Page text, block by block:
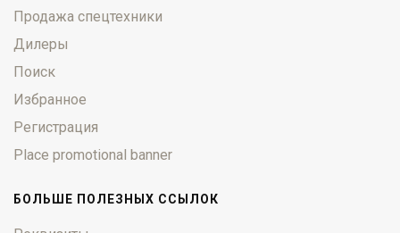
Продажа спецтехники
Дилеры
Поиск
Избранное
Регистрация
Place promotional banner
БОЛЬШЕ ПОЛЕЗНЫХ ССЫЛОК